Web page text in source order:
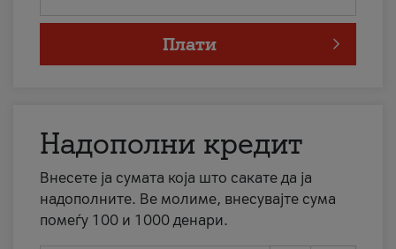
Плати
Надополни кредит
Внесете ја сумата која што сакате да ја
надополните. Ве молиме, внесувајте сума
помеѓу 100 и 1000 денари.